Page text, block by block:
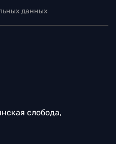
данных
слобода,